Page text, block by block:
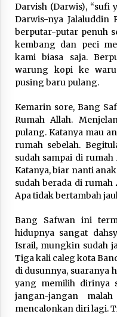
3
Manusia
3
Takut
3
Said
Siswa
3
Said
untuk
Aceh
4
SELVi:
4
Darvish (Darwis), “sufi
Darwis-nya
berputar-putar penuh
kembang dan peci
kami biasa saja.
warung kopi ke
pusing baru pulang.
Kemarin sore, Bang
Rumah Allah.
pulang. Katanya mau
rumah sebelah.
sudah sampai di
Katanya, biar nanti
sudah berada di
Apa tidak bertambah
Bang Safwan ini
hidupnya sangat
Israil, mungkin sudah
Tiga kali caleg kota
di dusunnya, suaranya
yang memilih dirinya
jangan-jangan
mencalonkan diri lagi.